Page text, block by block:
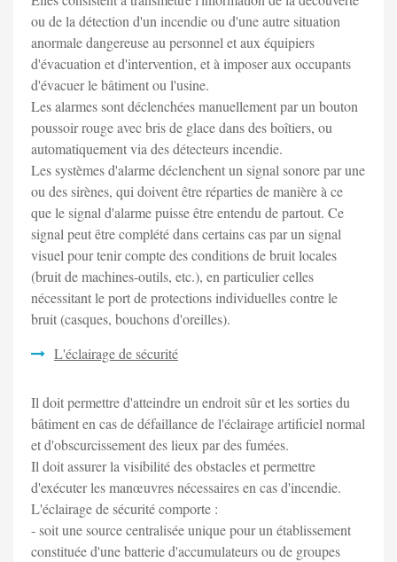
ou de la détection d'un incendie ou d'une autre situation
anormale dangereuse au personnel et aux équipiers
d'évacuation et d'intervention, et à imposer aux occupants
d'évacuer le bâtiment ou l'usine.
Les alarmes sont déclenchées manuellement par un bouton
poussoir rouge avec bris de glace dans des boîtiers, ou
automatiquement via des détecteurs incendie.
Les systèmes d'alarme déclenchent un signal sonore par une
ou des sirènes, qui doivent être réparties de manière à ce
que le signal d'alarme puisse être entendu de partout. Ce
signal peut être complété dans certains cas par un signal
visuel pour tenir compte des conditions de bruit locales
(bruit de machines-outils, etc.), en particulier celles
nécessitant le port de protections individuelles contre le
bruit (casques, bouchons d'oreilles).
L'éclairage de sécurité
Il doit permettre d'atteindre un endroit sûr et les sorties du
bâtiment en cas de défaillance de l'éclairage artificiel normal
et d'obscurcissement des lieux par des fumées.
Il doit assurer la visibilité des obstacles et permettre
d'exécuter les manœuvres nécessaires en cas d'incendie.
L'éclairage de sécurité comporte :
- soit une source centralisée unique pour un établissement
constituée d'une batterie d'accumulateurs ou de groupes